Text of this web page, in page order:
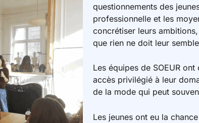
questionnements des
professionnelle et les
concrétiser leurs
que rien ne doit leur
Les équipes de SOEUR
accès privilégié à leur
de la mode qui peut
Les jeunes ont eu la